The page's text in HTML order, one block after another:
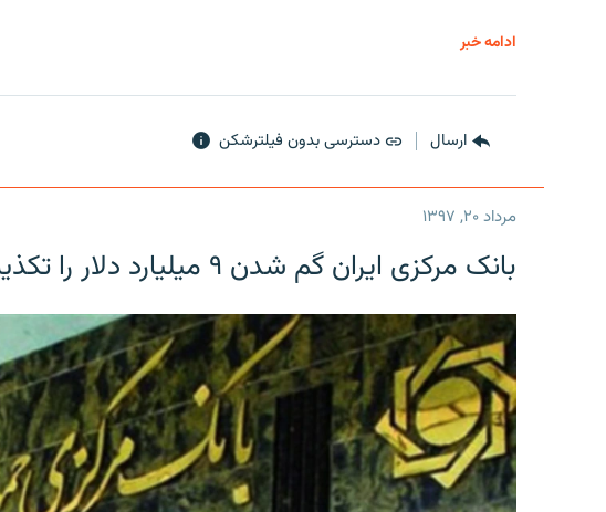
ادامه خبر
ارسال دسترسی بدون فیلترشکن
مرداد ۲۰, ۱۳۹۷
بانک مرکزی ایران گم شدن ۹ میلیارد دلار را تکذیب کرد